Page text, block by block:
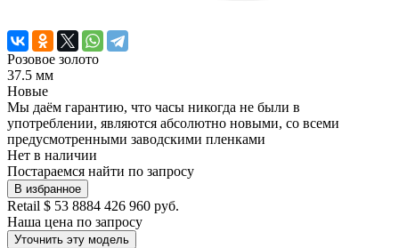
Розовое золото
37.5 мм
Новые
Мы даём гарантию, что часы никогда не были в
употреблении, являются абсолютно новыми, со всеми
предусмотренными заводскими пленками
Нет в наличии
Постараемся найти по запросу
В избранное
Retail $ 53 8884 426 960 руб.
Наша цена по запросу
Уточнить эту модель